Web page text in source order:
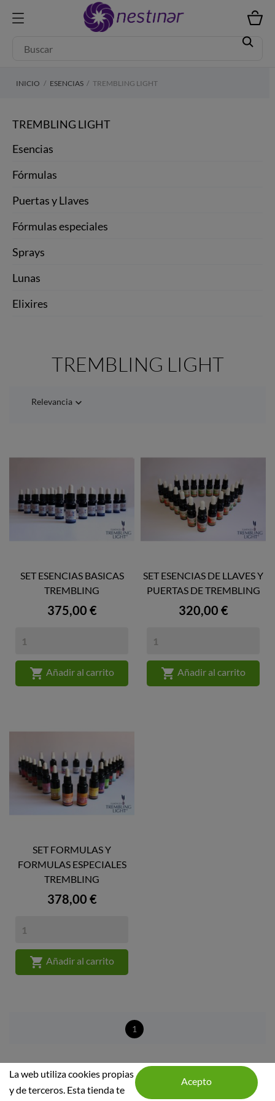
INICIO ESENCIAS TREMBLING LIGHT
TREMBLING LIGHT
Esencias
Fórmulas
Puertas y Llaves
Fórmulas especiales
Sprays
Lunas
Elixires
TREMBLING LIGHT
Relevancia 
SET ESENCIAS BASICAS
TREMBLING
Precio
375,00 €
 Añadir al carrito
SET ESENCIAS DE LLAVES Y
PUERTAS DE TREMBLING
Precio
320,00 €
 Añadir al carrito
SET FORMULAS Y
FORMULAS ESPECIALES
TREMBLING
Precio
378,00 €
 Añadir al carrito
1
La web utiliza cookies propias
y de terceros. Esta tienda te